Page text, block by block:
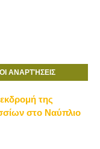
ΑΝΑΡΤΉΣΕΙΣ
της
στο Ναύπλιο